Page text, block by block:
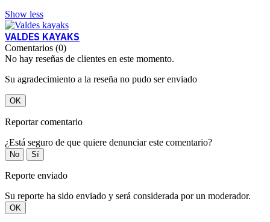
Show less
VALDES KAYAKS
Comentarios (0)
No hay reseñas de clientes en este momento.
Su agradecimiento a la reseña no pudo ser enviado
OK
Reportar comentario
¿Está seguro de que quiere denunciar este comentario?
No Sí
Reporte enviado
Su reporte ha sido enviado y será considerada por un moderador.
OK